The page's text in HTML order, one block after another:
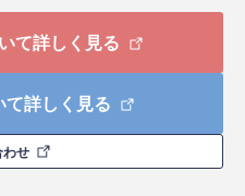
て詳しく見る
て詳しく見る
わせ